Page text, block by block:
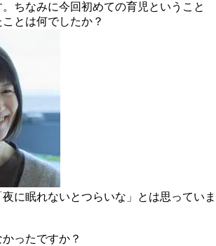
ちなみに今回初めての育児ということ
とは何でしたか？
に眠れないとつらいな」とは思っていま
ったですか？